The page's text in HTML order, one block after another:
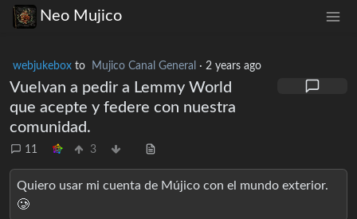
Neo Mujico
webjukebox to Mujico Canal General · 2 years ago
Vuelvan a pedir a Lemmy World
que acepte y federe con nuestra
comunidad.
11 3
Quiero usar mi cuenta de Mújico con el mundo exterior.
🥲